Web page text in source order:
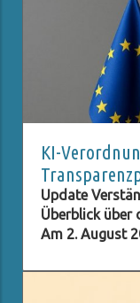
KI-
Datenschutz
Update
Überblick über
Am 2. August
für